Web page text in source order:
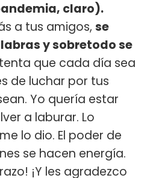
claro).
a tus amigos, se
y sobretodo se
que cada día sea
de luchar por tus
Yo quería estar
a laburar. Lo
lo dio. El poder de
se hacen energía.
¡Y les agradezco